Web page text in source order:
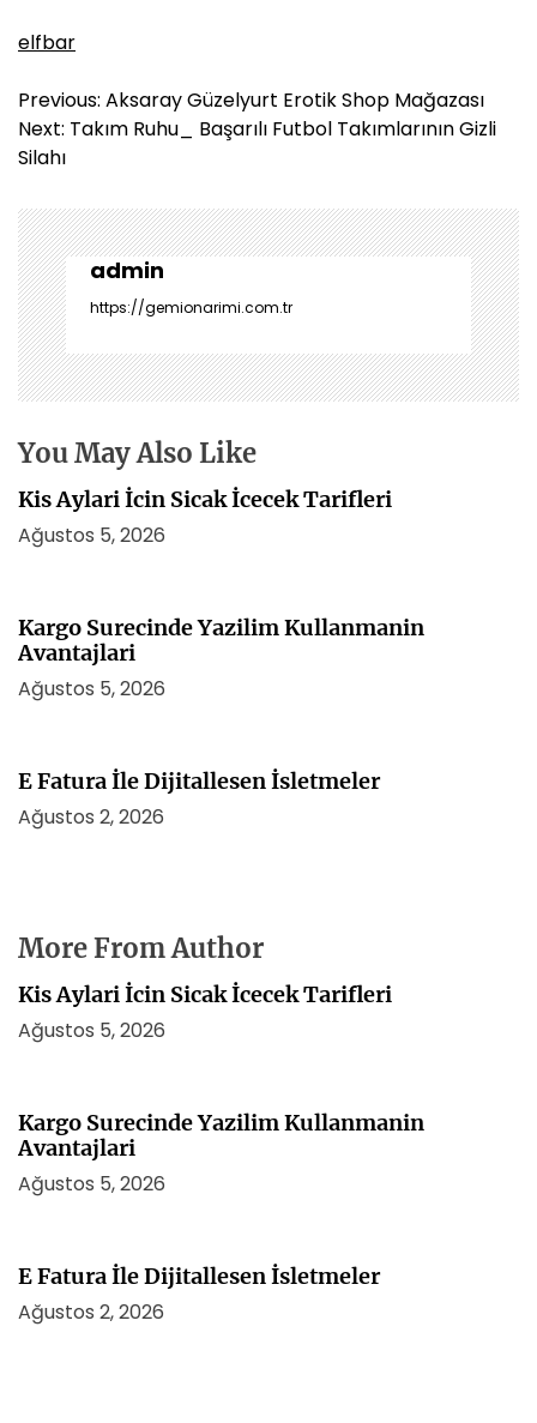
elfbar
Y
a
z
g
e
z
i
n
m
e
i
Previous: Aksaray Güzelyurt Erotik Shop Mağazası
Next: Takım Ruhu_ Başarılı Futbol Takımlarının Gizli
Silahı
admin
https://gemionarimi.com.tr
You May Also Like
Kis Aylari İcin Sicak İcecek Tarifleri
Ağustos 5, 2026
Kargo Surecinde Yazilim Kullanmanin
Avantajlari
Ağustos 5, 2026
E Fatura İle Dijitallesen İsletmeler
Ağustos 2, 2026
More From Author
Kis Aylari İcin Sicak İcecek Tarifleri
Ağustos 5, 2026
Kargo Surecinde Yazilim Kullanmanin
Avantajlari
Ağustos 5, 2026
E Fatura İle Dijitallesen İsletmeler
Ağustos 2, 2026